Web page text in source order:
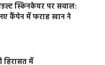
स्किनकेयर पर सवाल:
कैंपेन में फराह खान ने
हिरासत में